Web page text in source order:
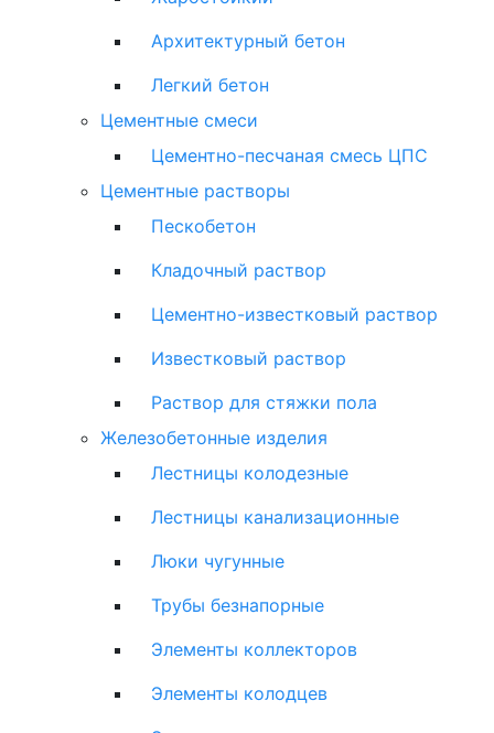
Архитектурный бетон
Легкий бетон
Цементные смеси
Цементно-песчаная смесь ЦПС
Цементные растворы
Пескобетон
Кладочный раствор
Цементно-известковый раствор
Известковый раствор
Раствор для стяжки пола
Железобетонные изделия
Лестницы колодезные
Лестницы канализационные
Люки чугунные
Трубы безнапорные
Элементы коллекторов
Элементы колодцев